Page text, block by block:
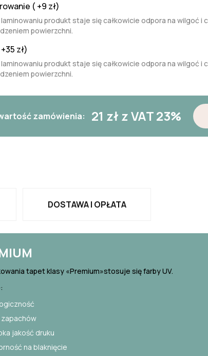
( +9 zł)
laminowaniu produkt staje się całkowicie odpora na wilgoć i
powierzchni.
+35 zł)
laminowaniu produkt staje się całkowicie odpora na wilgoć i
powierzchni.
zamówienia: 21 zł z VAT 23%
DOSTAWA I OPŁATA
tapet klasy «Premium»stosuje się farby UV.
jakość druku
na blaknięcie